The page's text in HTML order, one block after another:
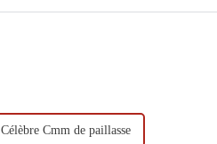
Célèbre Cmm de paillasse